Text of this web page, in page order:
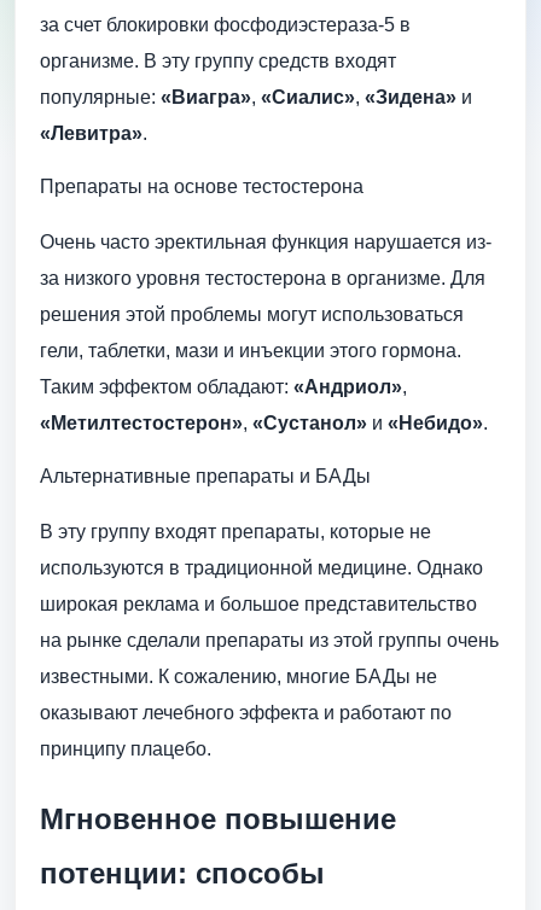
за счет блокировки фосфодиэстераза-5 в
организме. В эту группу средств входят
популярные: «Виагра», «Сиалис», «Зидена» и
«Левитра».
Препараты на основе тестостерона
Очень часто эректильная функция нарушается из-
за низкого уровня тестостерона в организме. Для
решения этой проблемы могут использоваться
гели, таблетки, мази и инъекции этого гормона.
Таким эффектом обладают: «Андриол»,
«Метилтестостерон», «Сустанол» и «Небидо».
Альтернативные препараты и БАДы
В эту группу входят препараты, которые не
используются в традиционной медицине. Однако
широкая реклама и большое представительство
на рынке сделали препараты из этой группы очень
известными. К сожалению, многие БАДы не
оказывают лечебного эффекта и работают по
принципу плацебо.
Мгновенное повышение
потенции: способы